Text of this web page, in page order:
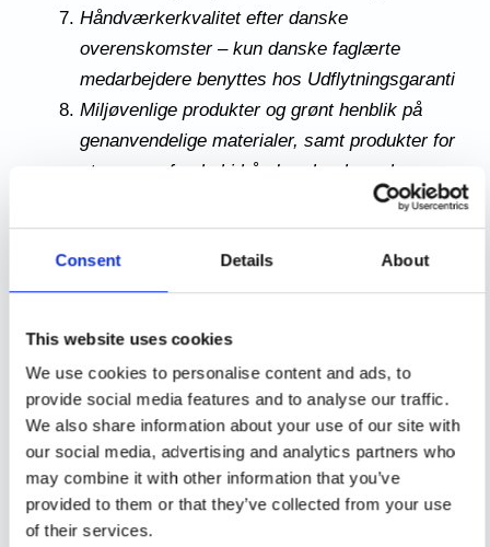
Consent Details About
This website uses cookies
We use cookies to personalise content and ads, to
provide social media features and to analyse our traffic.
We also share information about your use of our site with
our social media, advertising and analytics partners who
may combine it with other information that you’ve
provided to them or that they’ve collected from your use
of their services.
Håndværkerkvalitet efter danske
overenskomster – kun danske faglærte
medarbejdere benyttes hos Udflytningsgaranti
Miljøvenlige produkter og grønt henblik på
genanvendelige materialer, samt produkter for
at gøre en forskel i håndværker branchen,
Depositum tilbage: Vi har styr på de gængse
regler, så du har mulighed for at få dit indskud
tilbage ved fraflytning
INDHENT DIT PERSONLIGE TILBUD - HELT
GRATIS
RING TIL OS PÅ 6059 6943